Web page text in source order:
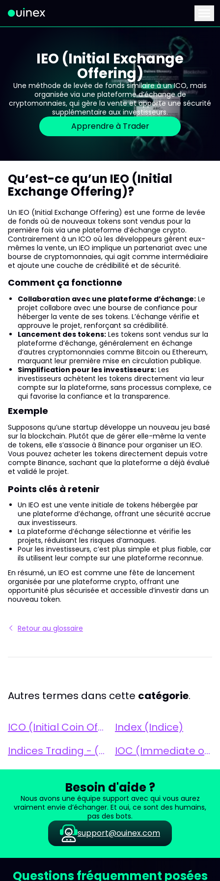
Ceci est le logo et, si vous cliquez dessus, vous serez
IEO (Initial Exchange
Offering)
Une méthode de levée de fonds similaire à un ICO, mais
organisée via une plateforme d’échange de
cryptomonnaies, qui gère la vente et apporte une sécurité
supplémentaire aux investisseurs.
Apprendre à Trader
Qu’est-ce qu’un IEO (Initial
Exchange Offering)?
Un IEO (Initial Exchange Offering) est une forme de levée
de fonds où de nouveaux tokens sont vendus pour la
première fois via une plateforme d’échange crypto.
Contrairement à un ICO où les développeurs gèrent eux-
mêmes la vente, un IEO implique un partenariat avec une
bourse de cryptomonnaies, qui agit comme intermédiaire
et ajoute une couche de crédibilité et de sécurité.
Comment ça fonctionne
Collaboration avec une plateforme d’échange: Le
projet collabore avec une bourse de confiance pour
héberger la vente de ses tokens. L’échange vérifie et
approuve le projet, renforçant sa crédibilité.
Lancement des tokens: Les tokens sont vendus sur la
plateforme d’échange, généralement en échange
d’autres cryptomonnaies comme Bitcoin ou Ethereum,
marquant leur première mise en circulation publique.
Simplification pour les investisseurs: Les
investisseurs achètent les tokens directement via leur
compte sur la plateforme, sans processus complexe, ce
qui favorise la confiance et la transparence.
Exemple
Supposons qu’une startup développe un nouveau jeu basé
sur la blockchain. Plutôt que de gérer elle-même la vente
de tokens, elle s’associe à Binance pour organiser un IEO.
Vous pouvez acheter les tokens directement depuis votre
compte Binance, sachant que la plateforme a déjà évalué
et validé le projet.
Points clés à retenir
Un IEO est une vente initiale de tokens hébergée par
une plateforme d’échange, offrant une sécurité accrue
aux investisseurs.
La plateforme d’échange sélectionne et vérifie les
projets, réduisant les risques d’arnaques.
Pour les investisseurs, c’est plus simple et plus fiable, car
ils utilisent leur compte sur une plateforme reconnue.
En résumé, un IEO est comme une fête de lancement
organisée par une plateforme crypto, offrant une
opportunité plus sécurisée et accessible d’investir dans un
nouveau token.
Retour au glossaire
Autres termes dans cette catégorie.
ICO (Initial Coin Offering)
Index (Indice)
Indices Trading - (Trading sur indices)
IOC (Immediate or Cancel)
Besoin d'aide ?
Nous avons une équipe support avec qui vous aurez
vraiment envie d’échanger. Et oui, ce sont des humains,
pas des bots.
support@ouinex.com
Questions fréquemment posées